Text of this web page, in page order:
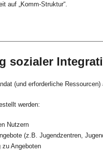
auf „Komm-Struktur“.
sozialer
(und erforderliche
werden:
Nutzern
(z.B. Jugendzentren,
zu Angeboten